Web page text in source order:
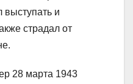
и
страдал от
28 марта 1943